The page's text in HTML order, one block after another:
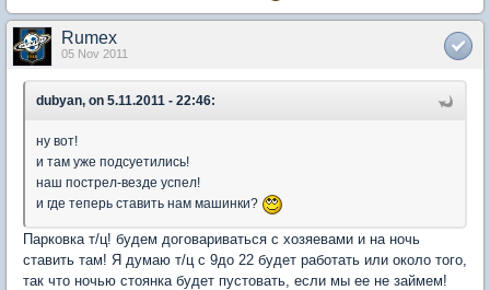
Rumex
05 Nov 2011
dubyan, on 5.11.2011 - 22:46:
ну вот!
и там уже подсуетились!
наш пострел-везде успел!
и где теперь ставить нам машинки?
Парковка т/ц! будем договариваться с хозяевами и на ночь
ставить там! Я думаю т/ц с 9до 22 будет работать или около того,
так что ночью стоянка будет пустовать, если мы ее не займем!